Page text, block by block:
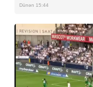
Dünən 15:44